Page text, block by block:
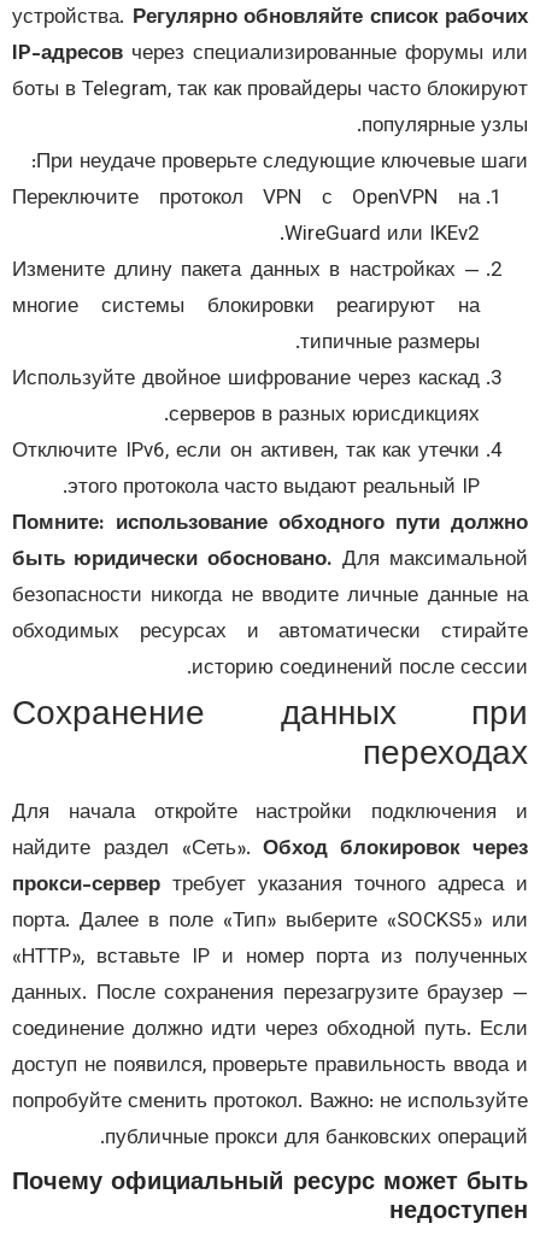
устройства.Регулярно обновляйте список
IP-адресовчерез специализированные форумы
боты в Telegram, так как провайдеры часто
популярные
При неудаче проверьте следующие ключевые
Переключите протокол VPN с OpenVPN на
WireGuard или IKEv2.
Измените длину пакета данных в настройках —
многие системы блокировки реагируют на
типичные размеры.
Используйте двойное шифрование через каскад
серверов в разных юрисдикциях.
Отключите IPv6, если он активен, так как утечки
этого протокола часто выдают реальный IP.
Помните: использование обходного пути
быть юридически обосновано.Для
безопасности никогда не вводите личные
обходимых ресурсах и автоматически
историю соединений после
Сохранение данных
Для начала откройте настройки
найдите раздел «Сеть».Обход блокировок
прокси-сервертребует указания точного
порта. Далее в поле «Тип» выберите «SOCKS5»
«HTTP», вставьте IP и номер порта из
данных. После сохранения перезагрузите
соединение должно идти через обходной путь.
доступ не появился, проверьте правильность
попробуйте сменить протокол. Важно: не
публичные прокси для банковских
Почему официальный ресурс может